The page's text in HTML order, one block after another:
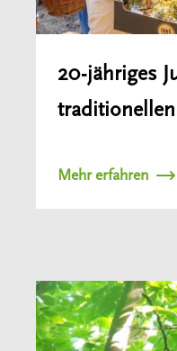
20-jähriges
Mehr erfahren